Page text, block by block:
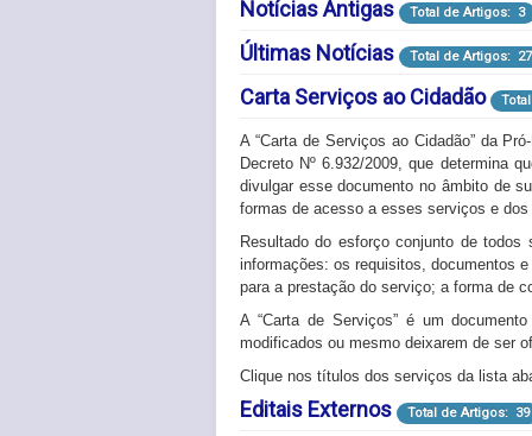
Especialização Total de
Legislação Total de Artigos: 1
CEUA/FURG Total de
Histórico de Projetos
Informações Projetos de
Patrimônio Genético Total de
Grupos de Pesquisa Total de
Administração Total de
Antropologia
Artes
Bioquímica Total de Artigos: 2
Botânica Total de Artigos: 1
Ciência da Computação
Ciência da Informação
Ciência e Tecnologia de
Research Groups Total de
Notícias Antigas Total de Artigos: 3
Últimas Notícias Total de Artigos:
Carta Serviços ao Cidadão
A “Carta de Serviços ao Cidadão” da
Decreto Nº 6.932/2009, que determina
divulgar esse documento no âmbito de
formas de acesso a esses serviços e
Resultado do esforço conjunto de todos
informações: os requisitos, documentos
para a prestação do serviço; a forma de
A “Carta de Serviços” é um
modificados ou mesmo deixarem de ser
Clique nos títulos dos serviços da lista
Editais Externos Total de Artigos: 39